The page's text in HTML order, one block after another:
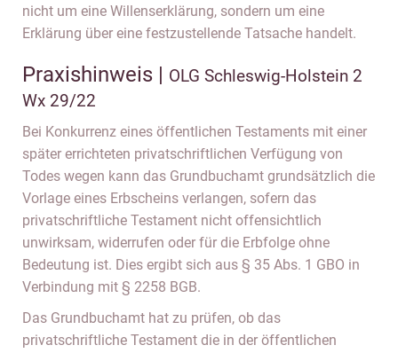
nicht um eine Willenserklärung, sondern um eine
Erklärung über eine festzustellende Tatsache handelt.
Praxishinweis | OLG Schleswig-Holstein 2
Wx 29/22
Bei Konkurrenz eines öffentlichen Testaments mit einer
später errichteten privatschriftlichen Verfügung von
Todes wegen kann das Grundbuchamt grundsätzlich die
Vorlage eines Erbscheins verlangen, sofern das
privatschriftliche Testament nicht offensichtlich
unwirksam, widerrufen oder für die Erbfolge ohne
Bedeutung ist. Dies ergibt sich aus § 35 Abs. 1 GBO in
Verbindung mit § 2258 BGB.
Das Grundbuchamt hat zu prüfen, ob das
privatschriftliche Testament die in der öffentlichen